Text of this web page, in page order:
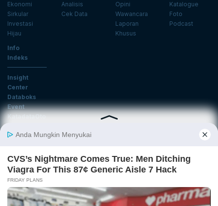
Ekonomi
Sirkular
Investasi
Hijau
Analisis
Cek Data
Opini
Wawancara
Laporan
Khusus
Katalogue
Foto
Podcast
Info
Indeks
Insight
Center
Databoks
Event
KatadataOto
Email
Daftar